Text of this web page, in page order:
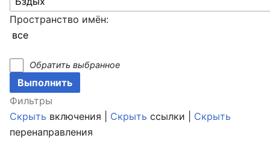
Пространство имён:
Обратить выбранное
Фильтры
Скрыть включения | Скрыть ссылки | Скрыть
перенаправления